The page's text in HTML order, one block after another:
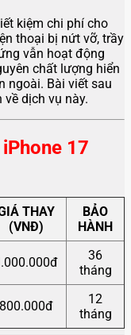
kiệm chi phí cho
thoại bị nứt vỡ, trầy
vẫn hoạt động
chất lượng hiển
ngoài. Bài viết sau
dịch vụ này.
17
THAY
(VNĐ)
BẢO
HÀNH
36
tháng
800.000đ
12
tháng